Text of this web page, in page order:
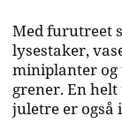
Med furutreet
lysestaker,
miniplanter og
grener. En
juletre er også